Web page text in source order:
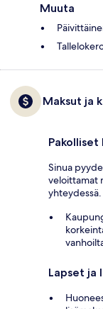
Muuta
Maksut ja
Pakolliset
Sinua
veloittamat
Lapset ja